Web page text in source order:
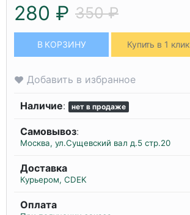
280 ₽ 350 ₽
В КОРЗИНУ Купить в 1 клик
Добавить в избранное
Наличие: нет в продаже
Самовывоз:
Москва, ул.Сущевский вал д.5 стр.20
Доставка
Курьером, CDEK
Оплата